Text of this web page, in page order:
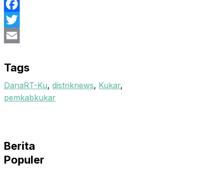
Facebook
Twitter
Tags
DanaRT-Ku, distriknews, Kukar,
pemkabkukar
Berita
Populer